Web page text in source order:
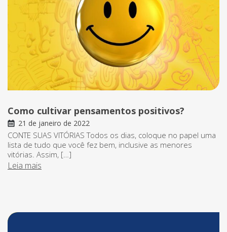
Como cultivar pensamentos positivos?
21 de janeiro de 2022
CONTE SUAS VITÓRIAS Todos os dias, coloque no papel uma
lista de tudo que você fez bem, inclusive as menores
vitórias. Assim, […]
Leia mais